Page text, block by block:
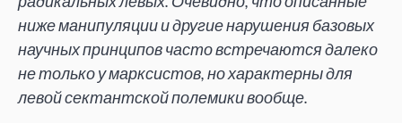
ниже манипуляции и другие нарушения базовых
научных принципов часто встречаются далеко
не только у марксистов, но характерны для
левой сектантской полемики вообще.